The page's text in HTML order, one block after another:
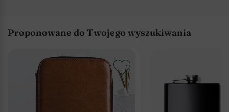
Proponowane do Twojego wyszukiwania